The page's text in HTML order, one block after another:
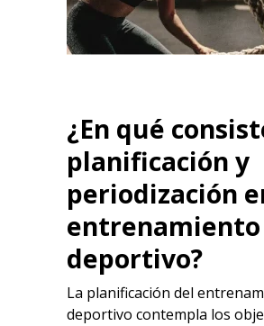
¿En qué
planificación y
periodización
entrenamiento
deportivo?
La planificación del
deportivo contempla los